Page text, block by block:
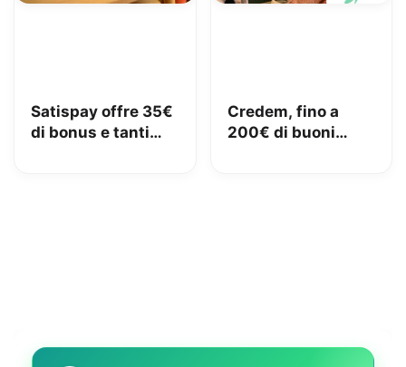
Satispay offre 35€
di bonus e tanti
Credem, fino a
200€ di buoni